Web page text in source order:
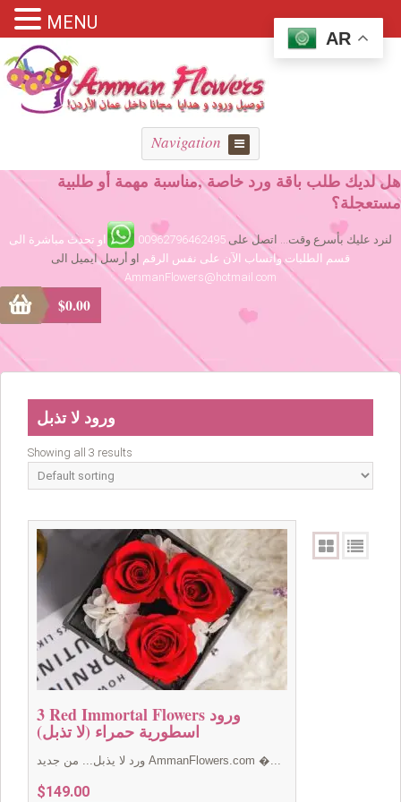
Navigation
هل لديك طلب باقة ورد خاصة ,مناسبة مهمة أو طلبية
مستعجلة؟
لنرد عليك بأسرع وقت... اتصل على 00962796462495
او تحدث مباشرة الى
قسم الطلبات واتساب الآن على نفس الرقم او أرسل ايميل الى
AmmanFlowers@hotmail.com
$0.00
ورود لا تذبل
Showing all 3 results
3 Red Immortal Flowers ورود
اسطورية حمراء (لا تذبل)
ورد لا يذبل... من جديد AmmanFlowers.com �...
$149.00
AR
MENU